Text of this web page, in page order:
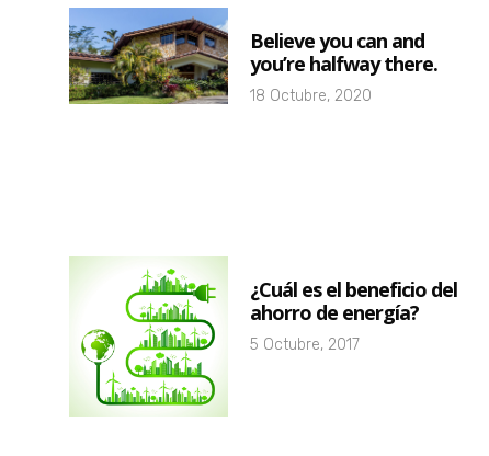
Believe you can and
you’re halfway there.
18 Octubre, 2020
¿Cuál es el beneficio del
ahorro de energía?
5 Octubre, 2017